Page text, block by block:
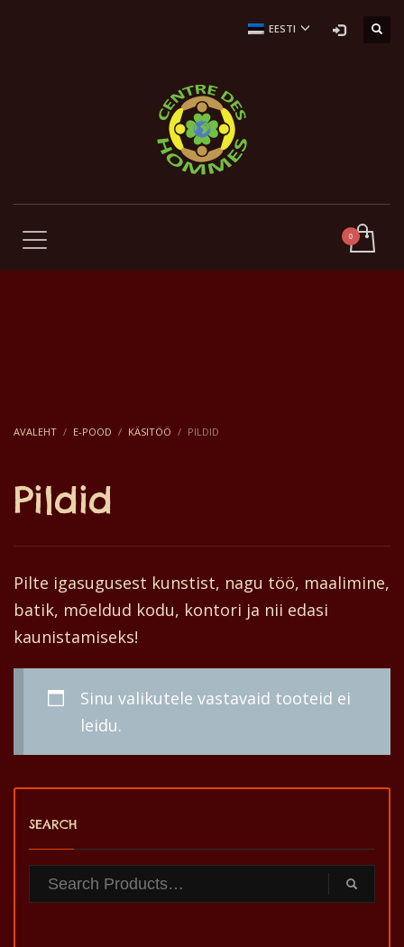
EESTI
AVALEHT E-POOD KÄSITÖÖ PILDID
Pildid
Pilte igasugusest kunstist, nagu töö, maalimine,
batik, mõeldud kodu, kontori ja nii edasi
kaunistamiseks!
Sinu valikutele vastavaid tooteid ei
leidu.
SEARCH